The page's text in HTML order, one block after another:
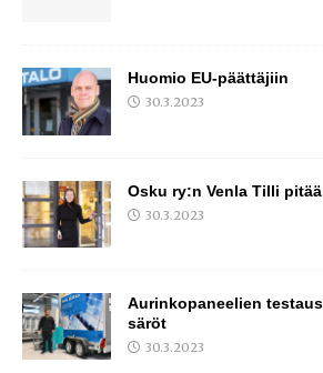
Huomio EU-päättäjiin
30.3.2023
Osku ry:n Venla Tilli
30.3.2023
Aurinkopaneelien
säröt
30.3.2023